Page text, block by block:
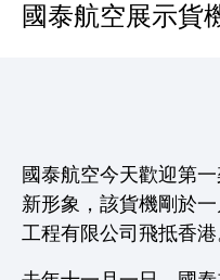
國泰航空展示貨
國泰航空今天歡迎第一
新形象，該貨機剛於
工程有限公司飛抵香港